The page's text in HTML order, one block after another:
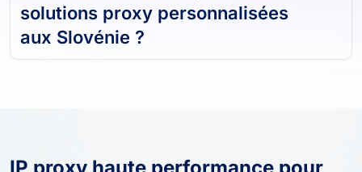
service commercial pour des
solutions proxy personnalisées